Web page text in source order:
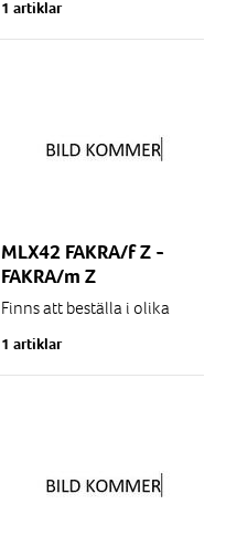
dämpning än
RG174/RG316.
1 artiklar
MLX42 FAKRA/f Z -
FAKRA/m Z
Finns att beställa i olika
mer info
1 artiklar